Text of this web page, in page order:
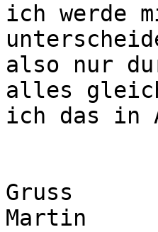
ich werde
also nur
alles
ich das in
Gruss
Martin